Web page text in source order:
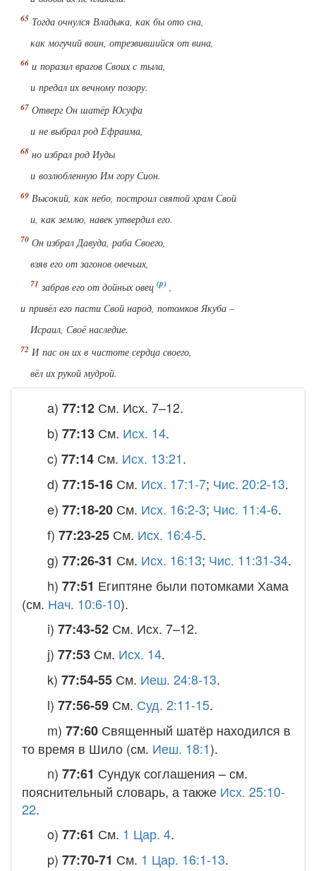
Тогда очнулся Владыка, как бы ото сна,
как могучий воин, отрезвившийся от вина,
и поразил врагов Своих с тыла,
и предал их вечному позору.
Отверг Он шатёр Юсуфа
и не выбрал род Ефраима,
но избрал род Иуды
и возлюбленную Им гору Сион.
Высокий, как небо, построил святой храм Свой
и, как землю, навек утвердил его.
Он избрал Давуда, раба Своего,
взяв его от загонов овечьих,
забрав его от дойных овец
и привёл его пасти Свой народ, потомков Якуба –
Исраил, Своё наследие.
И пас он их в чистоте сердца своего,
вёл их рукой мудрой.
a) 77:12 См. Исх. 7–12.
b) 77:13 См. Исх. 14.
c) 77:14 См. Исх. 13:21.
d) 77:15-16 См. Исх. 17:1-7; Чис. 20:2-13.
e) 77:18-20 См. Исх. 16:2-3; Чис. 11:4-6.
f) 77:23-25 См. Исх. 16:4-5.
g) 77:26-31 См. Исх. 16:13; Чис. 11:31-34.
h) 77:51 Египтяне были потомками Хама
(см. Нач. 10:6-10).
i) 77:43-52 См. Исх. 7–12.
j) 77:53 См. Исх. 14.
k) 77:54-55 См. Иеш. 24:8-13.
l) 77:56-59 См. Суд. 2:11-15.
m) 77:60 Священный шатёр находился в
то время в Шило (см. Иеш. 18:1).
n) 77:61 Сундук соглашения – см.
пояснительный словарь, а также Исх. 25:10-
22.
o) 77:61 См. 1 Цар. 4.
p) 77:70-71 См. 1 Цар. 16:1-13.